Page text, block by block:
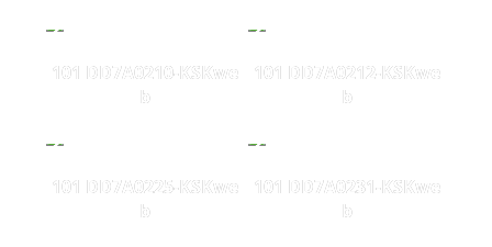
101 DD7A0210-KSKwe
b
101 DD7A0212-KSKwe
b
101 DD7A0225-KSKwe
b
101 DD7A0231-KSKwe
b